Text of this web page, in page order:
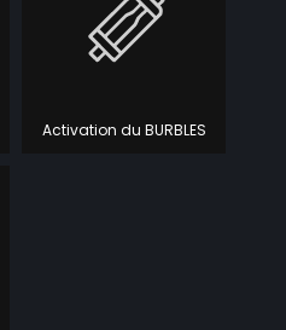
Activation du BURBLES